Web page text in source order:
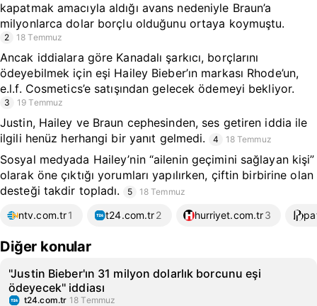
kapatmak amacıyla aldığı avans nedeniyle Braun’a
milyonlarca dolar borçlu olduğunu ortaya koymuştu.
2 18 Temmuz
Ancak iddialara göre Kanadalı şarkıcı, borçlarını
ödeyebilmek için eşi Hailey Bieber’ın markası Rhode’un,
e.l.f. Cosmetics’e satışından gelecek ödemeyi bekliyor.
3 19 Temmuz
Justin, Hailey ve Braun cephesinden, ses getiren iddia ile
ilgili henüz herhangi bir yanıt gelmedi.
4 18 Temmuz
Sosyal medyada Hailey’nin “ailenin geçimini sağlayan kişi”
olarak öne çıktığı yorumları yapılırken, çiftin birbirine olan
desteği takdir topladı.
5 18 Temmuz
ntv.com.tr1 t24.com.tr2 hurriyet.com.tr3
Diğer konular
''Justin Bieber'ın 31 milyon dolarlık borcunu eşi
ödeyecek'' iddiası
t24.com.tr 18 Temmuz